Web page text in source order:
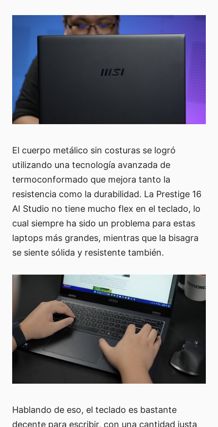
El cuerpo metálico sin costuras se logró
utilizando una tecnología avanzada de
termoconformado que mejora tanto la
resistencia como la durabilidad. La Prestige 16
AI Studio no tiene mucho flex en el teclado, lo
cual siempre ha sido un problema para estas
laptops más grandes, mientras que la bisagra
se siente sólida y resistente también.
Hablando de eso, el teclado es bastante
decente para escribir, con una cantidad justa